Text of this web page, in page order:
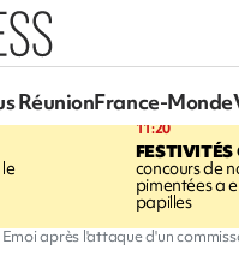
RéunionFrance-Monde
11:20
FESTIVITÉS
concours de
pimentées a
papilles
Emoi après l'attaque d'un